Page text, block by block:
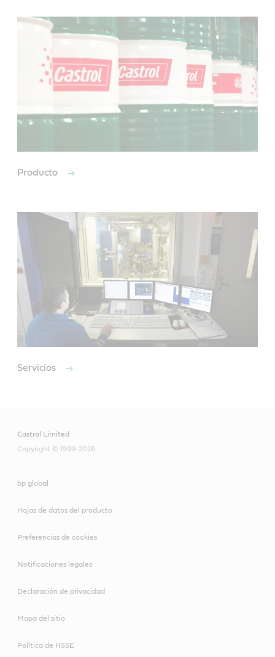
Producto
Servicios
Castrol Limited
Copyright © 1999-2026
bp global
Hojas de datos del producto
Preferencias de cookies
Notificaciones legales
Declaración de privacidad
Mapa del sitio
Política de HSSE